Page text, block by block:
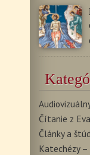
Čítanie z
Články a
Katechézy –